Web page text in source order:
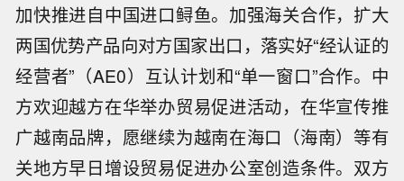
加快推进自中国进口鲟鱼。加强海关合作，扩大
两国优势产品向对方国家出口，落实好“经认证的
经营者”（AE0）互认计划和“单一窗口”合作。中
方欢迎越方在华举办贸易促进活动，在华宣传推
广越南品牌，愿继续为越南在海口（海南）等有
关地方早日增设贸易促进办公室创造条件。双方